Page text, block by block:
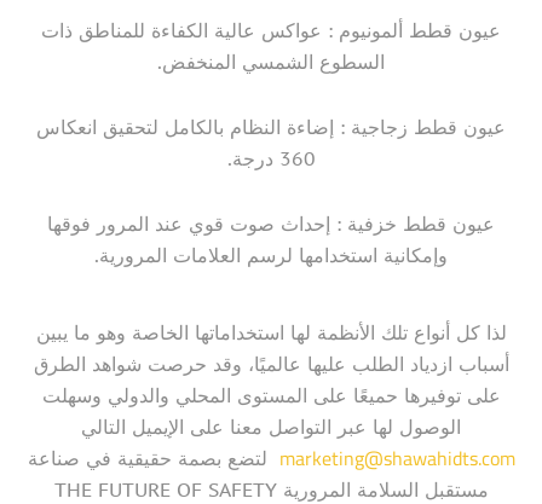
عيون قطط ألمونيوم : عواكس عالية الكفاءة للمناطق ذات
السطوع الشمسي المنخفض.
عيون قطط زجاجية : إضاءة النظام بالكامل لتحقيق انعكاس
360 درجة.
عيون قطط خزفية : إحداث صوت قوي عند المرور فوقها
وإمكانية استخدامها لرسم العلامات المرورية.
لذا كل أنواع تلك الأنظمة لها استخداماتها الخاصة وهو ما يبين
أسباب ازدياد الطلب عليها عالميًا، وقد حرصت شواهد الطرق
على توفيرها حميعًا على المستوى المحلي والدولي وسهلت
الوصول لها عبر التواصل معنا على الإيميل التالي
marketing@shawahidts.comلتضع بصمة حقيقية في صناعة
مستقبل السلامة المرورية THE FUTURE OF SAFETY